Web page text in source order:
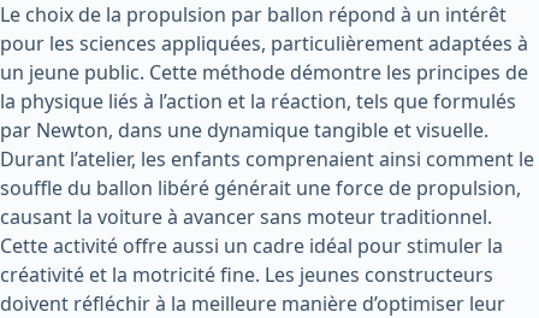
Le choix de la propulsion par ballon répond à un intérêt
pour les sciences appliquées, particulièrement adaptées à
un jeune public. Cette méthode démontre les principes de
la physique liés à l’action et la réaction, tels que formulés
par Newton, dans une dynamique tangible et visuelle.
Durant l’atelier, les enfants comprenaient ainsi comment le
souffle du ballon libéré générait une force de propulsion,
causant la voiture à avancer sans moteur traditionnel.
Cette activité offre aussi un cadre idéal pour stimuler la
créativité et la motricité fine. Les jeunes constructeurs
doivent réfléchir à la meilleure manière d’optimiser leur